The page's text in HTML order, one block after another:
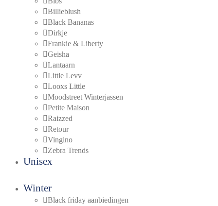
Billieblush
Black Bananas
Dirkje
Frankie & Liberty
Geisha
Lantaarn
Little Levv
Looxs Little
Moodstreet Winterjassen
Petite Maison
Raizzed
Retour
Vingino
Zebra Trends
Unisex
Winter
Black friday aanbiedingen